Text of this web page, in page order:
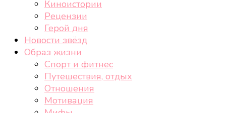
Киноистории
Рецензии
Герой дня
Новости звёзд
Образ жизни
Спорт и фитнес
Путешествия, отдых
Отношения
Мотивация